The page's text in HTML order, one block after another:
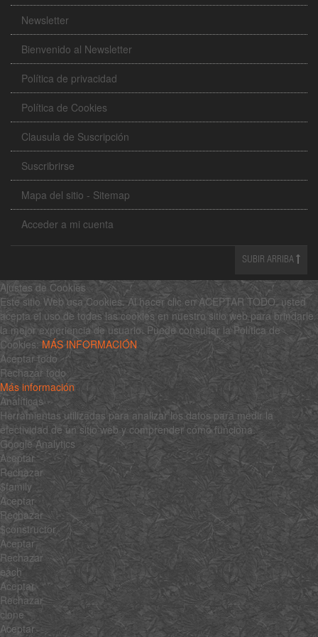
Newsletter
Bienvenido al Newsletter
Política de privacidad
Política de Cookies
Clausula de Suscripción
Suscribrirse
Mapa del sitio - Sitemap
Acceder a mi cuenta
SUBIR ARRIBA
Ajustes de Cookies
Este sitio Web usa Cookies. Al hacer clic en ACEPTAR TODO, usted
acepta el uso de todas las cookies en nuestro sitio web para brindarle
la mejor experiencia de usuario. Puede consultar la Política de
Cookies: MÁS INFORMACIÓN
Aceptar todo
Rechazar todo
Más información
Analíticas
Herramientas utilizadas para analizar los datos para medir la
efectividad de un sitio web y comprender cómo funciona.
Google Analytics
Aceptar
Rechazar
$family
Aceptar
Rechazar
$constructor
Aceptar
Rechazar
each
Aceptar
Rechazar
clone
Aceptar